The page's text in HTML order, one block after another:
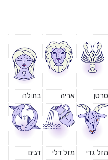
סרטן אריה בתולה
מזל גדי מזל דלי דגים